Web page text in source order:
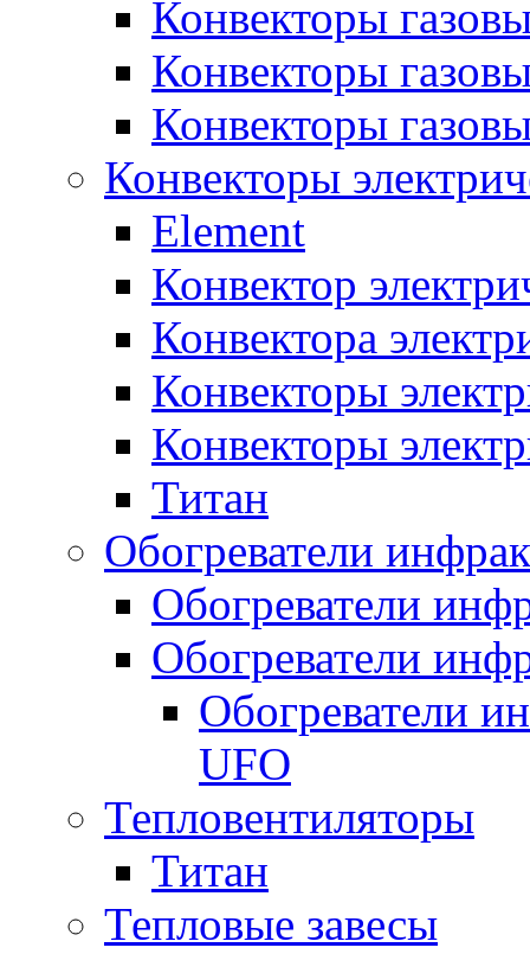
Конвекторы
Конвекторы
Конвекторы
Конвекторы
Element
Конвектор
Конвектора
Конвекторы
Конвекторы
Титан
Обогреватели
Обогреватели
Обогреватели
Обогреватели
UFO
Тепловентиляторы
Титан
Тепловые завесы